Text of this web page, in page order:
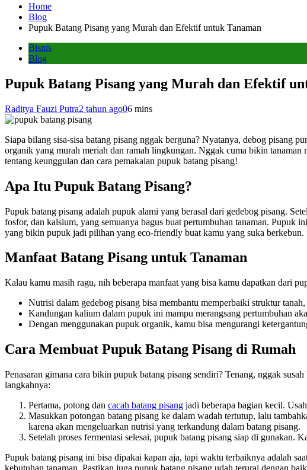
Home
Blog
Pupuk Batang Pisang yang Murah dan Efektif untuk Tanaman
Bisnis
Blog
Pupuk Batang Pisang yang Murah dan Efektif
Raditya Fauzi Putra2 tahun ago06 mins
Siapa bilang sisa-sisa batang pisang nggak berguna? Nyatanya, debog pisang
organik yang murah meriah dan ramah lingkungan. Nggak cuma bikin
tentang keunggulan dan cara pemakaian pupuk batang pisang!
Apa Itu Pupuk Batang Pisang?
Pupuk batang pisang adalah pupuk alami yang berasal dari gedebog pisang.
fosfor, dan kalsium, yang semuanya bagus buat pertumbuhan tanaman. Pupuk
yang bikin pupuk jadi pilihan yang eco-friendly buat kamu yang suka berkebun.
Manfaat Batang Pisang untuk Tanaman
Kalau kamu masih ragu, nih beberapa manfaat yang bisa kamu dapatkan dari
Nutrisi dalam gedebog pisang bisa membantu memperbaiki struktur
Kandungan kalium dalam pupuk ini mampu merangsang pertumbuhan
Dengan menggunakan pupuk organik, kamu bisa mengurangi
Cara Membuat Pupuk Batang Pisang di Rumah
Penasaran gimana cara bikin pupuk batang pisang sendiri? Tenang, nggak
langkahnya:
Pertama, potong dan cacah batang pisang jadi beberapa bagian kecil.
Masukkan potongan batang pisang ke dalam wadah tertutup, lalu
karena akan mengeluarkan nutrisi yang terkandung dalam batang pisang.
Setelah proses fermentasi selesai, pupuk batang pisang siap di gunakan.
Pupuk batang pisang ini bisa dipakai kapan aja, tapi waktu terbaiknya adalah